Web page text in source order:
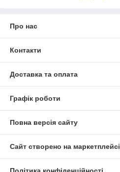
Про нас
Контакти
Доставка та оплата
Графік роботи
Повна версія сайту
Сайт створено на маркетплейсі